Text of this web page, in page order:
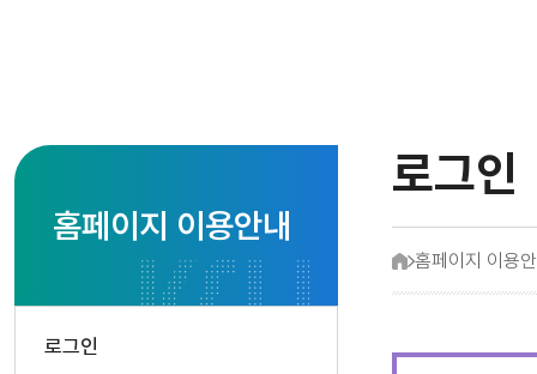
홈페이지 이용안내
로그인
로그인
홈<홈페이지 이용